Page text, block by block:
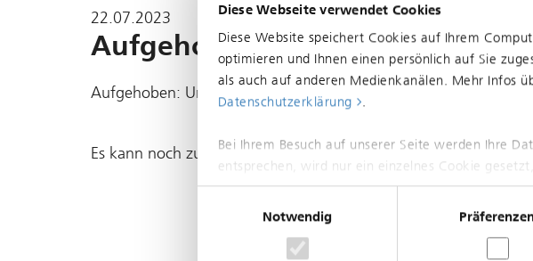
Diese Webseite verwendet Cookies
Diese Website speichert Cookies auf Ihrem
optimieren und Ihnen einen persönlich auf Sie
als auch auf anderen Medienkanälen. Mehr Infos
Datenschutzerklärung
.
Bei Ihrem Besuch auf unserer Seite werden Ihre
entsprechen, wird nur ein einzelnes Cookie
Notwendig
22.07.2023
Aufgehoben: Unterbruch im
Aufgehoben: Unterbruch im Bereich MParc
Es kann noch zu Folgeverspätungen oder Ausfällen kommen.